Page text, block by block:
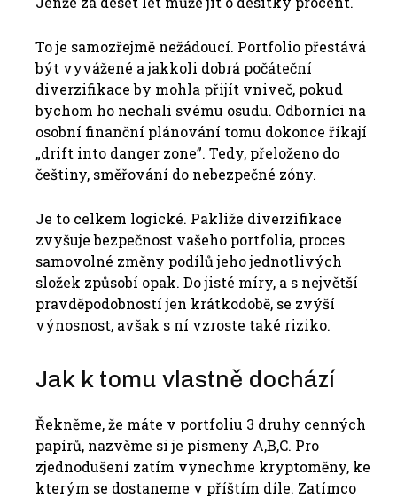
To je samozřejmě nežádoucí. Portfolio přestává
být vyvážené a jakkoli dobrá počáteční
diverzifikace by mohla přijít vniveč, pokud
bychom ho nechali svému osudu. Odborníci na
osobní finanční plánování tomu dokonce říkají
„drift into danger zone”. Tedy, přeloženo do
češtiny, směřování do nebezpečné zóny.
Je to celkem logické. Pakliže diverzifikace
zvyšuje bezpečnost vašeho portfolia, proces
samovolné změny podílů jeho jednotlivých
složek způsobí opak. Do jisté míry, a s největší
pravděpodobností jen krátkodobě, se zvýší
výnosnost, avšak s ní vzroste také riziko.
Jak k tomu vlastně dochází
Řekněme, že máte v portfoliu 3 druhy cenných
papírů, nazvěme si je písmeny A,B,C. Pro
zjednodušení zatím vynechme kryptoměny, ke
kterým se dostaneme v příštím díle. Zatímco